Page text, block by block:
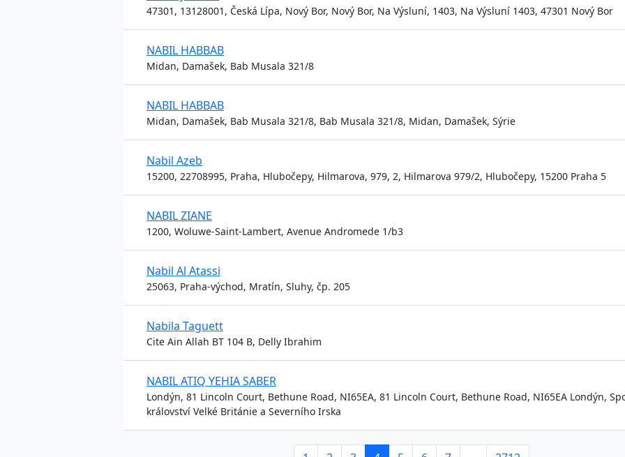
47301, 13128001, Česká Lípa, Nový Bor, Nový Bor, Na Výsluní, 1403, Na Výsluní 1403, 47301 Nový Bor
NABIL HABBAB
Midan, Damašek, Bab Musala 321/8
NABIL HABBAB
Midan, Damašek, Bab Musala 321/8, Bab Musala 321/8, Midan, Damašek, Sýrie
Nabil Azeb
15200, 22708995, Praha, Hlubočepy, Hilmarova, 979, 2, Hilmarova 979/2, Hlubočepy, 15200 Praha 5
NABIL ZIANE
1200, Woluwe-Saint-Lambert, Avenue Andromede 1/b3
Nabil Al Atassi
25063, Praha-východ, Mratín, Sluhy, čp. 205
Nabila Taguett
Cite Ain Allah BT 104 B, Delly Ibrahim
NABIL ATIQ YEHIA SABER
Londýn, 81 Lincoln Court, Bethune Road, NI65EA, 81 Lincoln Court, Bethune Road, NI65EA Londýn,
království Velké Británie a Severního Irska